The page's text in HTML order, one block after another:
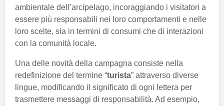
ambientale dell’arcipelago, incoraggiando i visitatori a
essere più responsabili nei loro comportamenti e nelle
loro scelte, sia in termini di consumi che di interazioni
con la comunità locale.
Una delle novità della campagna consiste nella
redefinizione del termine “turista” attraverso diverse
lingue, modificando il significato di ogni lettera per
trasmettere messaggi di responsabilità. Ad esempio,